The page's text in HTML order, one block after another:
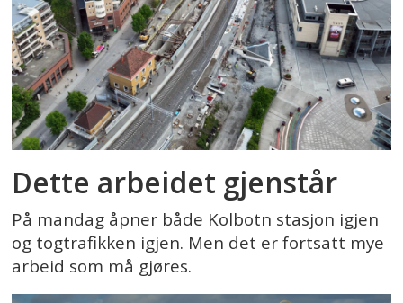
Dette arbeidet gjenstår
På mandag åpner både Kolbotn stasjon igjen
og togtrafikken igjen. Men det er fortsatt mye
arbeid som må gjøres.